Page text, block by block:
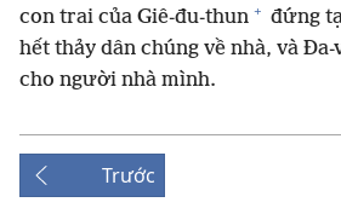
con trai của Giê-đu-thun + đứng
hết thảy dân chúng về nhà, và
cho người nhà mình.
Trước